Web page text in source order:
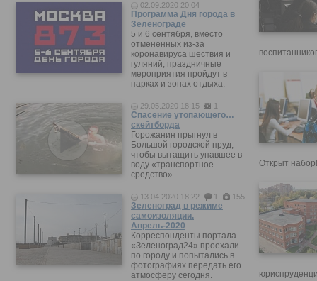
02.09.2020 20:04
Программа Дня города в
Зеленограде
5 и 6 сентября, вместо
отмененных из-за
коронавируса шествия и
гуляний, праздничные
мероприятия пройдут в
парках и зонах отдыха.
29.05.2020 18:15 1
Спасение утопающего…
скейтборда
Горожанин прыгнул в
Большой городской пруд,
чтобы вытащить упавшее в
воду «транспортное
средство».
13.04.2020 18:22 1 155
Зеленоград в режиме
самоизоляции.
Апрель-2020
Корреспонденты портала
«Зеленоград24» проехали
по городу и попытались в
фотографиях передать его
атмосферу сегодня.
Открыт набор!